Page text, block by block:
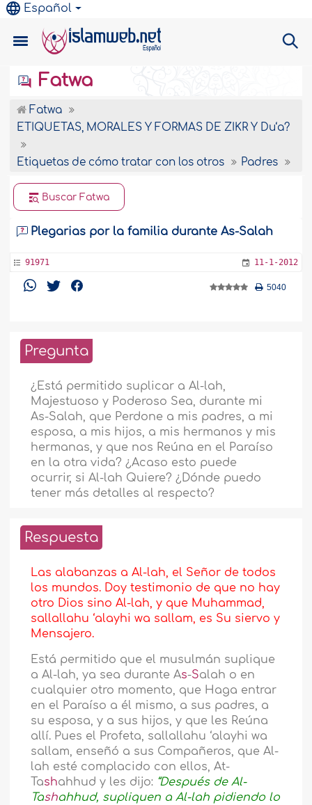
Español
Fatwa
Fatwa
ETIQUETAS, MORALES Y FORMAS DE ZIKR Y Du‘a?
Etiquetas de cómo tratar con los otros Padres
Buscar Fatwa
Plegarias por la familia durante As-Salah
91971 11-1-2012
5040
Pregunta
¿Está permitido suplicar a Al-lah,
Majestuoso y Poderoso Sea, durante mi
As-Salah, que Perdone a mis padres, a mi
esposa, a mis hijos, a mis hermanos y mis
hermanas, y que nos Reúna en el Paraíso
en la otra vida? ¿Acaso esto puede
ocurrir, si Al-lah Quiere? ¿Dónde puedo
tener más detalles al respecto?
Respuesta
Las alabanzas a Al-lah, el Señor de todos
los mundos. Doy testimonio de que no hay
otro Dios sino Al-lah, y que Muhammad,
sallallahu ‘alayhi wa sallam, es Su siervo y
Mensajero.
Está permitido que el musulmán suplique
a Al-lah, ya sea durante As-Salah o en
cualquier otro momento, que Haga entrar
en el Paraíso a él mismo, a sus padres, a
su esposa, y a sus hijos, y que les Reúna
allí. Pues el Profeta, sallallahu ‘alayhi wa
sallam, enseñó a sus Compañeros, que Al-
lah esté complacido con ellos, At-
Tashahhud y les dijo: “Después de Al-
Tashahhud, supliquen a Al-lah pidiendo lo